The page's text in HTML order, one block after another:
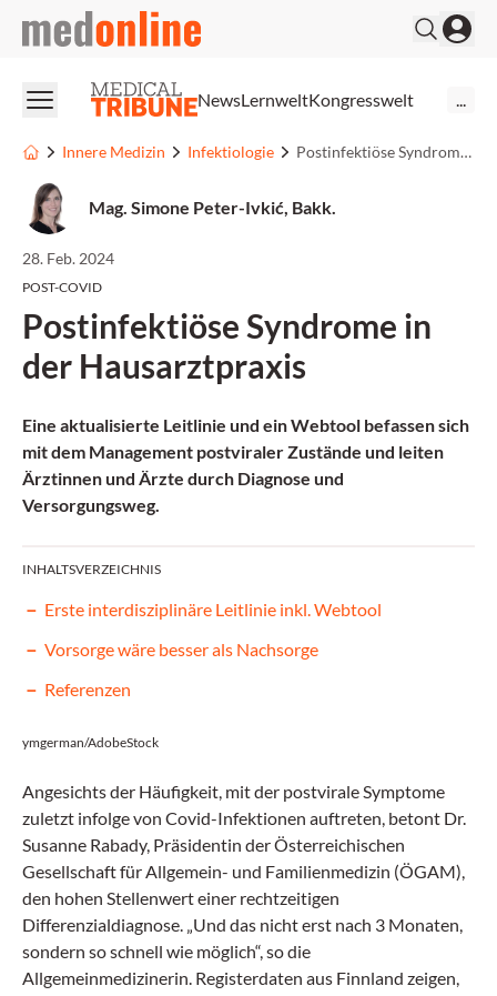
medonline
NewsLernweltKongresswelt
Innere Medizin Infektiologie Postinfektiöse Syndrome in der Hausarztpraxis
Mag. Simone Peter-Ivkić, Bakk.
28. Feb. 2024
POST-COVID
Postinfektiöse Syndrome in
der Hausarztpraxis
Eine aktualisierte Leitlinie und ein Webtool befassen sich
mit dem Management postviraler Zustände und leiten
Ärztinnen und Ärzte durch Diagnose und
Versorgungsweg.
INHALTSVERZEICHNIS
Erste interdisziplinäre Leitlinie inkl. Webtool
Vorsorge wäre besser als Nachsorge
Referenzen
ymgerman/AdobeStock
Angesichts der Häufigkeit, mit der postvirale Symptome
zuletzt infolge von Covid-Infektionen auftreten, betont Dr.
Susanne Rabady, Präsidentin der Österreichischen
Gesellschaft für Allgemein- und Familienmedizin (ÖGAM),
den hohen Stellenwert einer rechtzeitigen
Differenzialdiagnose. „Und das nicht erst nach 3 Monaten,
sondern so schnell wie möglich“, so die
Allgemeinmedizinerin. Registerdaten aus Finnland zeigen,